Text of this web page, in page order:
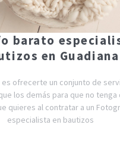
barato
en Guadiana
ofrecerte un conjunto de
los demás para que no
quieres al contratar a un
especialista en bautizos